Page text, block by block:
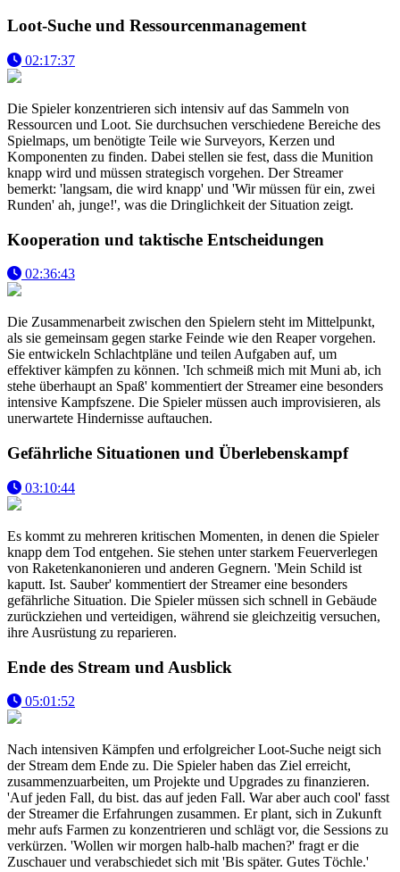
Loot-Suche und Ressourcenmanagement
02:17:37
Die Spieler konzentrieren sich intensiv auf das Sammeln von
Ressourcen und Loot. Sie durchsuchen verschiedene Bereiche des
Spielmaps, um benötigte Teile wie Surveyors, Kerzen und
Komponenten zu finden. Dabei stellen sie fest, dass die Munition
knapp wird und müssen strategisch vorgehen. Der Streamer
bemerkt: 'langsam, die wird knapp' und 'Wir müssen für ein, zwei
Runden' ah, junge!', was die Dringlichkeit der Situation zeigt.
Kooperation und taktische Entscheidungen
02:36:43
Die Zusammenarbeit zwischen den Spielern steht im Mittelpunkt,
als sie gemeinsam gegen starke Feinde wie den Reaper vorgehen.
Sie entwickeln Schlachtpläne und teilen Aufgaben auf, um
effektiver kämpfen zu können. 'Ich schmeiß mich mit Muni ab, ich
stehe überhaupt an Spaß' kommentiert der Streamer eine besonders
intensive Kampfszene. Die Spieler müssen auch improvisieren, als
unerwartete Hindernisse auftauchen.
Gefährliche Situationen und Überlebenskampf
03:10:44
Es kommt zu mehreren kritischen Momenten, in denen die Spieler
knapp dem Tod entgehen. Sie stehen unter starkem Feuerverlegen
von Raketenkanonieren und anderen Gegnern. 'Mein Schild ist
kaputt. Ist. Sauber' kommentiert der Streamer eine besonders
gefährliche Situation. Die Spieler müssen sich schnell in Gebäude
zurückziehen und verteidigen, während sie gleichzeitig versuchen,
ihre Ausrüstung zu reparieren.
Ende des Stream und Ausblick
05:01:52
Nach intensiven Kämpfen und erfolgreicher Loot-Suche neigt sich
der Stream dem Ende zu. Die Spieler haben das Ziel erreicht,
zusammenzuarbeiten, um Projekte und Upgrades zu finanzieren.
'Auf jeden Fall, du bist. das auf jeden Fall. War aber auch cool' fasst
der Streamer die Erfahrungen zusammen. Er plant, sich in Zukunft
mehr aufs Farmen zu konzentrieren und schlägt vor, die Sessions zu
verkürzen. 'Wollen wir morgen halb-halb machen?' fragt er die
Zuschauer und verabschiedet sich mit 'Bis später. Gutes Töchle.'